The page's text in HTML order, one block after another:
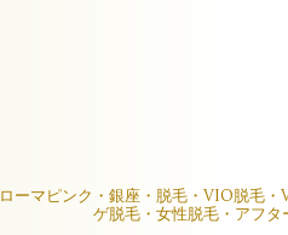
ローマピンク・銀座・脱毛・VIO脱毛
ゲ脱毛・女性脱毛・アフ